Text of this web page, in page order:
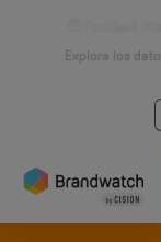
Explora los